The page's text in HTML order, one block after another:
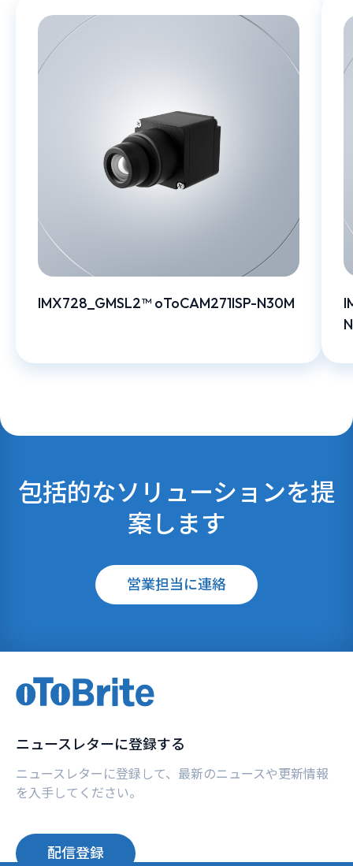
IMX728_GMSL2™ oToCAM271ISP-N30M
包括的なソリューションを提
案します
営業担当に連絡
ニュースレターに登録する
ニュースレターに登録して、最新のニュースや更新情報
を入手してください。
配信登録